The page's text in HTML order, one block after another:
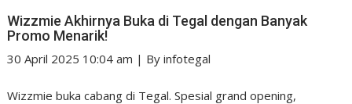
Wizzmie Akhirnya Buka di Tegal dengan Banyak
Promo Menarik!
30 April 2025 10:04 am | Byinfotegal
Wizzmie buka cabang di Tegal. Spesial grand opening,